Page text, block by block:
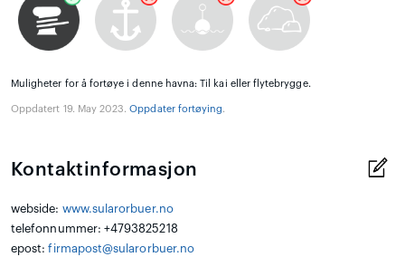
Muligheter for å fortøye i denne havna: Til kai eller flytebrygge.
Oppdatert 19. May 2023.Oppdater fortøying.
Kontaktinformasjon
webside: www.sularorbuer.no
telefonnummer: +4793825218
epost:firmapost@sularorbuer.no